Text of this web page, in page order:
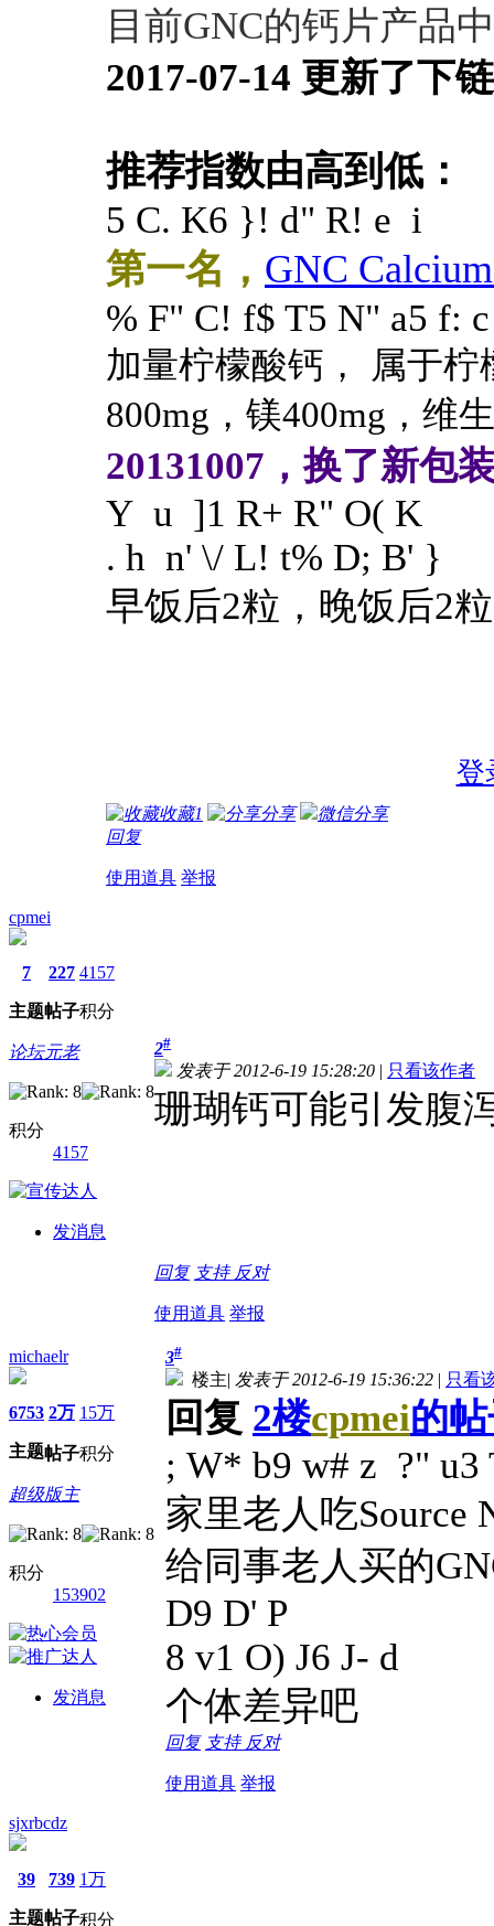
目前GNC的钙片产品
2017-07-14 更新了下
推荐指数由高到低：
5 C. K6 }! d" R! e i
第一名， GNC
% F" C! f$ T5 N" a5 f: c
加量柠檬酸钙，
属于柠
800mg，镁400mg，维
20131007，换了新包
Y u ]1 R+ R" O( K
. h n' \/ L! t% D; B' }
早饭后2粒，晚饭后2
登
收藏1 分享
微信分享
回复
使用道具 举报
cpmei
7
主题
227
帖子
4157
积分
论坛元老
积分
4157
发消息
2#
发表于 2012-6-19 15:28:20 | 只看该作者
珊瑚钙可能引发腹
回复 支持 反对
使用道具 举报
michaelr
6753
主题
2万
帖子
15万
积分
超级版主
积分
153902
发消息
3#
楼主| 发表于 2012-6-19 15:36:22 | 只看
回复 2楼cpmei的
; W* b9 w# z ?" u3
家里老人吃Source
给同事老人买的
D9 D' P
8 v1 O) J6 J- d
个体差异吧
回复 支持 反对
使用道具 举报
sjxrbcdz
39
主题
739
帖子
1万
积分